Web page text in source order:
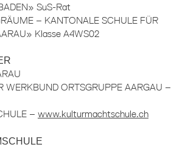
SuS-Rat
– KANTONALE SCHULE FÜR
Klasse A4WS02
WERKBUND ORTSGRUPPE AARGAU –
– www.kulturmachtschule.ch